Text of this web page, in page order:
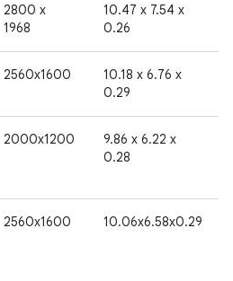
2800 x
1968
10.47 x 7.54 x
0.26
2560x1600
10.18 x 6.76 x
0.29
2000x1200
9.86 x 6.22 x
0.28
2560x1600 10.06x6.58x0.29